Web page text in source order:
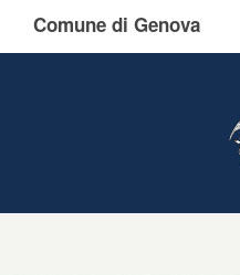
Comune di Genova